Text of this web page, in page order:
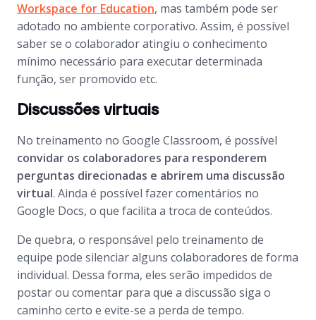
Workspace for Education, mas também pode ser
adotado no ambiente corporativo. Assim, é possível
saber se o colaborador atingiu o conhecimento
mínimo necessário para executar determinada
função, ser promovido etc.
Discussões virtuais
No treinamento no Google Classroom, é possível
convidar os colaboradores para responderem
perguntas direcionadas e abrirem uma discussão
virtual. Ainda é possível fazer comentários no
Google Docs, o que facilita a troca de conteúdos.
De quebra, o responsável pelo treinamento de
equipe pode silenciar alguns colaboradores de forma
individual. Dessa forma, eles serão impedidos de
postar ou comentar para que a discussão siga o
caminho certo e evite-se a perda de tempo.